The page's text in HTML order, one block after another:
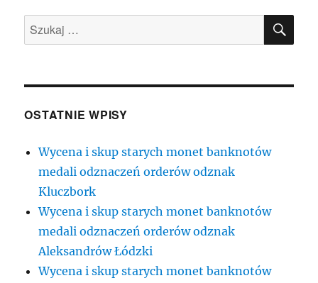
Szukaj:
OSTATNIE WPISY
Wycena i skup starych monet banknotów
medali odznaczeń orderów odznak
Kluczbork
Wycena i skup starych monet banknotów
medali odznaczeń orderów odznak
Aleksandrów Łódzki
Wycena i skup starych monet banknotów